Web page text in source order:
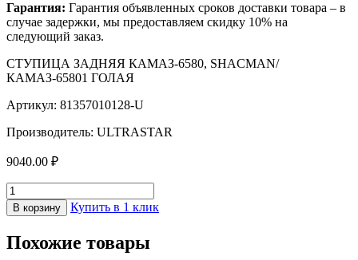
Гарантия: Гарантия объявленных сроков доставки товара – в
случае задержки, мы предоставляем скидку 10% на
следующий заказ.
СТУПИЦА ЗАДНЯЯ КАМАЗ-6580, SHACMAN/
КАМАЗ-65801 ГОЛАЯ
Артикул: 81357010128-U
Производитель: ULTRASTAR
9040.00 ₽
В корзину Купить в 1 клик
Похожие товары